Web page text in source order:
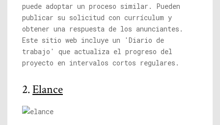
puede adoptar un proceso similar. Pueden
publicar su solicitud con currículum y
obtener una respuesta de los anunciantes.
Este sitio web incluye un 'Diario de
trabajo' que actualiza el progreso del
proyecto en intervalos cortos regulares.
2.Elance